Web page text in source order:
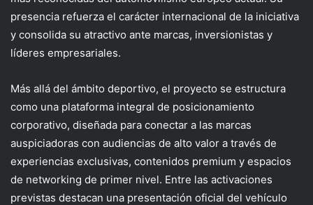
presencia refuerza el carácter internacional de la iniciativa
y consolida su atractivo ante marcas, inversionistas y
líderes empresariales.
Más allá del ámbito deportivo, el proyecto se estructura
como una plataforma integral de posicionamiento
corporativo, diseñada para conectar a las marcas
auspiciadoras con audiencias de alto valor a través de
experiencias exclusivas, contenidos premium y espacios
de networking de primer nivel. Entre las activaciones
previstas destacan una presentación oficial del vehículo